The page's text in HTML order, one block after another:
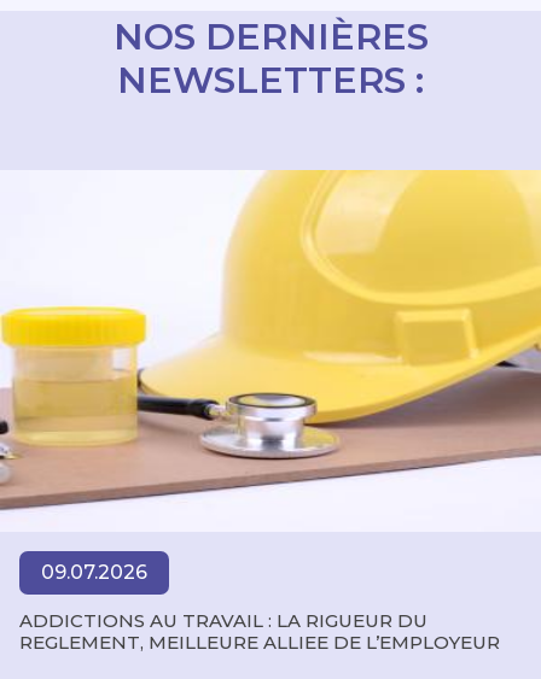
NOS DERNIÈRES
NEWSLETTERS :
ADDICTIONS AU TRAVAIL : LA RIGUEUR DU
REGLEMENT, MEILLEURE ALLIEE DE L’EMPLOYEUR
09.07.2026